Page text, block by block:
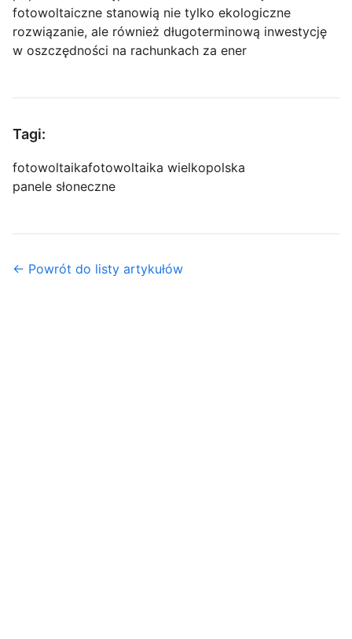
fotowoltaiczne stanowią nie tylko ekologiczne
rozwiązanie, ale również długoterminową inwestycję
w oszczędności na rachunkach za ener
Tagi:
fotowoltaikafotowoltaika wielkopolska
panele słoneczne
← Powrót do listy artykułów